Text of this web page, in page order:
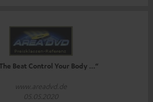
Beat Control Your Body …“
www.areadvd.de
05.05.2020